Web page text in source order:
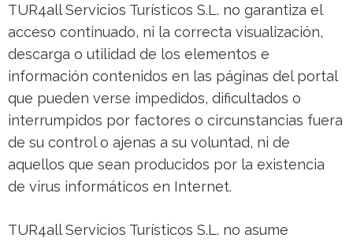
TUR4all Servicios Turísticos S.L. no garantiza el
acceso continuado, ni la correcta visualización,
descarga o utilidad de los elementos e
información contenidos en las páginas del portal
que pueden verse impedidos, dificultados o
interrumpidos por factores o circunstancias fuera
de su control o ajenas a su voluntad, ni de
aquellos que sean producidos por la existencia
de virus informáticos en Internet.
TUR4all Servicios Turísticos S.L. no asume